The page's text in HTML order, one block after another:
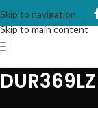
Skip to navigation
Skip to main content
DUR369LZ